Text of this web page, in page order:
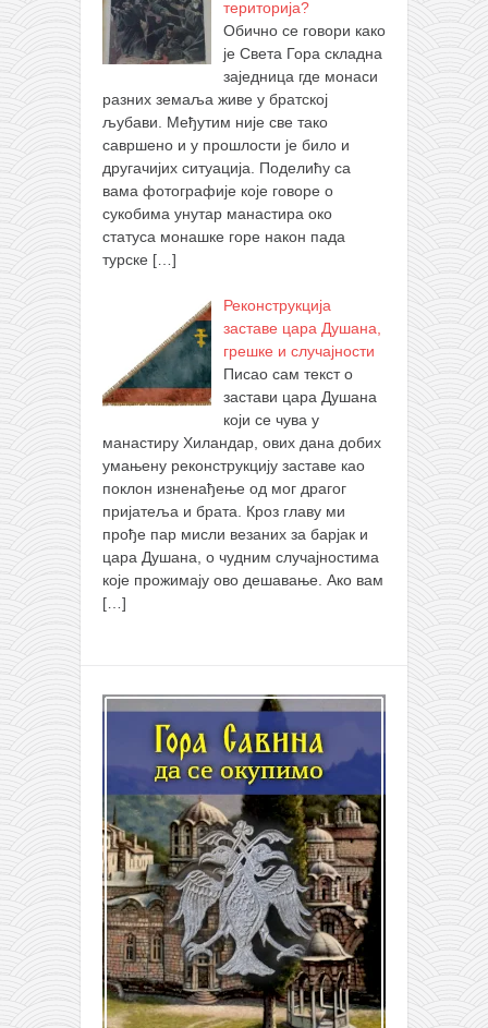
територија?
Обично се говори како
је Света Гора складна
заједница где монаси
разних земаља живе у братској
љубави. Међутим није све тако
савршено и у прошлости је било и
другачијих ситуација. Поделићу са
вама фотографије које говоре о
сукобима унутар манастира око
статуса монашке горе након пада
турске […]
Реконструкција
заставе цара Душана,
грешке и случајности
Писао сам текст о
застави цара Душана
који се чува у
манастиру Хиландар, ових дана добих
умањену реконструкцију заставе као
поклон изненађење од мог драгог
пријатеља и брата. Кроз главу ми
прође пар мисли везаних за барјак и
цара Душана, о чудним случајностима
које прожимају ово дешавање. Ако вам
[…]